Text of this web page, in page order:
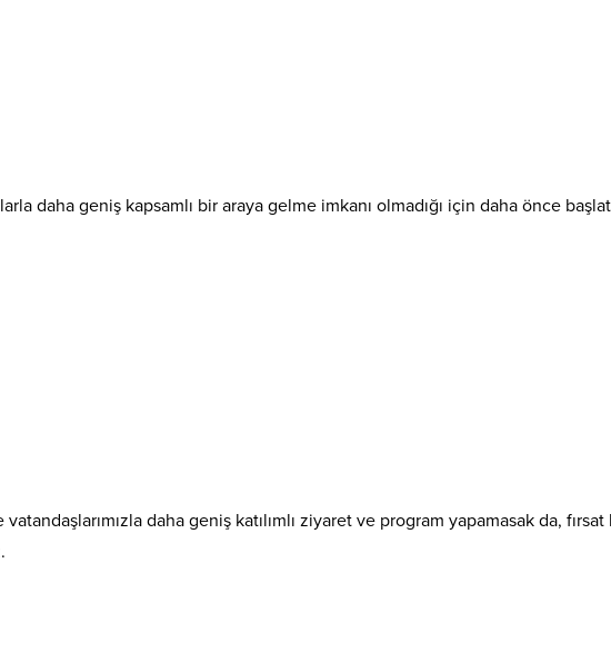
daha geniş kapsamlı bir araya gelme imkanı olmadığı için daha önce
daha geniş katılımlı ziyaret ve program yapamasak da,